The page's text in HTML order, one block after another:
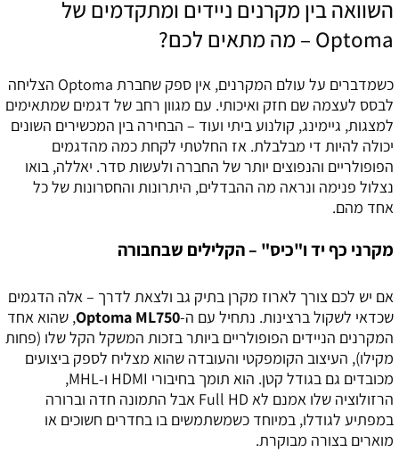
השוואה בין מקרנים ניידים ומתקדמים של
Optoma – מה מתאים לכם?
כשמדברים על עולם המקרנים, אין ספק שחברת Optoma הצליחה
לבסס לעצמה שם חזק ואיכותי. עם מגוון רחב של דגמים שמתאימים
למצגות, גיימינג, קולנוע ביתי ועוד – הבחירה בין המכשירים השונים
יכולה להיות די מבלבלת. אז החלטתי לקחת כמה מהדגמים
הפופולריים והנפוצים יותר של החברה ולעשות סדר. יאללה, בואו
נצלול פנימה ונראה מה ההבדלים, היתרונות והחסרונות של כל
אחד מהם.
מקרני כף יד ו"כיס" – הקלילים שבחבורה
אם יש לכם צורך לארוז מקרן בתיק גב ולצאת לדרך – אלה הדגמים
שכדאי לשקול ברצינות. נתחיל עם ה-Optoma ML750, שהוא אחד
המקרנים הניידים הפופולריים ביותר בזכות המשקל הקל שלו (פחות
מקילו), העיצוב הקומפקטי והעובדה שהוא מצליח לספק ביצועים
מכובדים גם בגודל קטן. הוא תומך בחיבורי HDMI ו-MHL,
הרזולוציה שלו אמנם לא Full HD אבל התמונה חדה וברורה
במפתיע לגודלו, במיוחד כשמשתמשים בו בחדרים חשוכים או
מוארים בצורה מבוקרת.